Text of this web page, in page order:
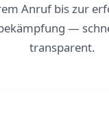
Anruf bis zur
—
transparent.